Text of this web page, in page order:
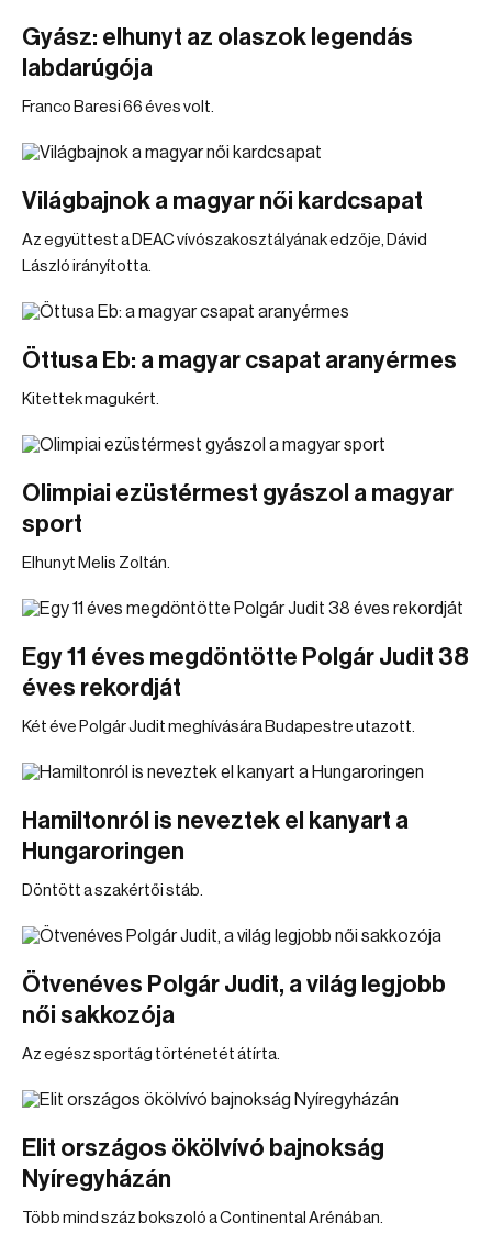
Gyász: elhunyt az olaszok legendás
labdarúgója
Franco Baresi 66 éves volt.
Világbajnok a magyar női kardcsapat
Az együttest a DEAC vívószakosztályának edzője, Dávid
László irányította.
Öttusa Eb: a magyar csapat aranyérmes
Kitettek magukért.
Olimpiai ezüstérmest gyászol a magyar
sport
Elhunyt Melis Zoltán.
Egy 11 éves megdöntötte Polgár Judit 38
éves rekordját
Két éve Polgár Judit meghívására Budapestre utazott.
Hamiltonról is neveztek el kanyart a
Hungaroringen
Döntött a szakértői stáb.
Ötvenéves Polgár Judit, a világ legjobb
női sakkozója
Az egész sportág történetét átírta.
Elit országos ökölvívó bajnokság
Nyíregyházán
Több mind száz bokszoló a Continental Arénában.